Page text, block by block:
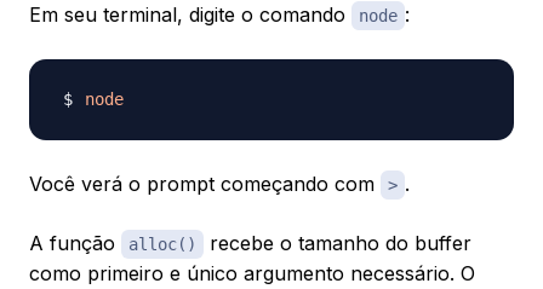
Em seu terminal, digite o comando
node :
node
Você verá o prompt começando com > .
A função alloc()
recebe o tamanho do buffer
como primeiro e único argumento necessário. O